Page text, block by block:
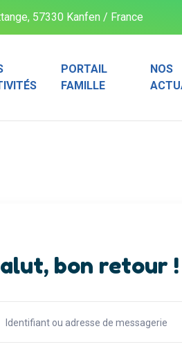
57330 Kanfen / France
PORTAIL
FAMILLE
NOS
bon retour !